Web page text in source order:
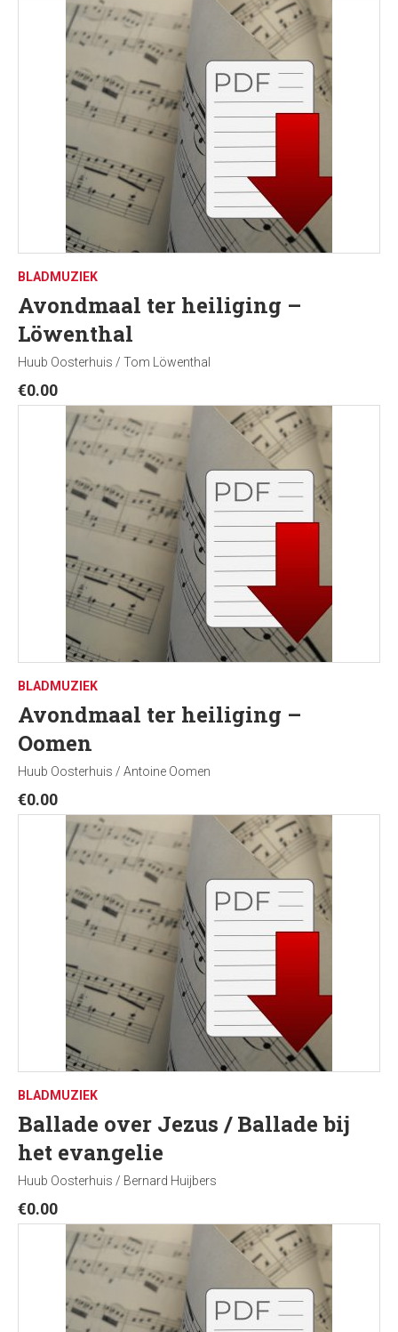
BLADMUZIEK
Avondmaal ter heiliging –
Löwenthal
Huub Oosterhuis / Tom Löwenthal
€0.00
BLADMUZIEK
Avondmaal ter heiliging –
Oomen
Huub Oosterhuis / Antoine Oomen
€0.00
BLADMUZIEK
Ballade over Jezus / Ballade bij
het evangelie
Huub Oosterhuis / Bernard Huijbers
€0.00